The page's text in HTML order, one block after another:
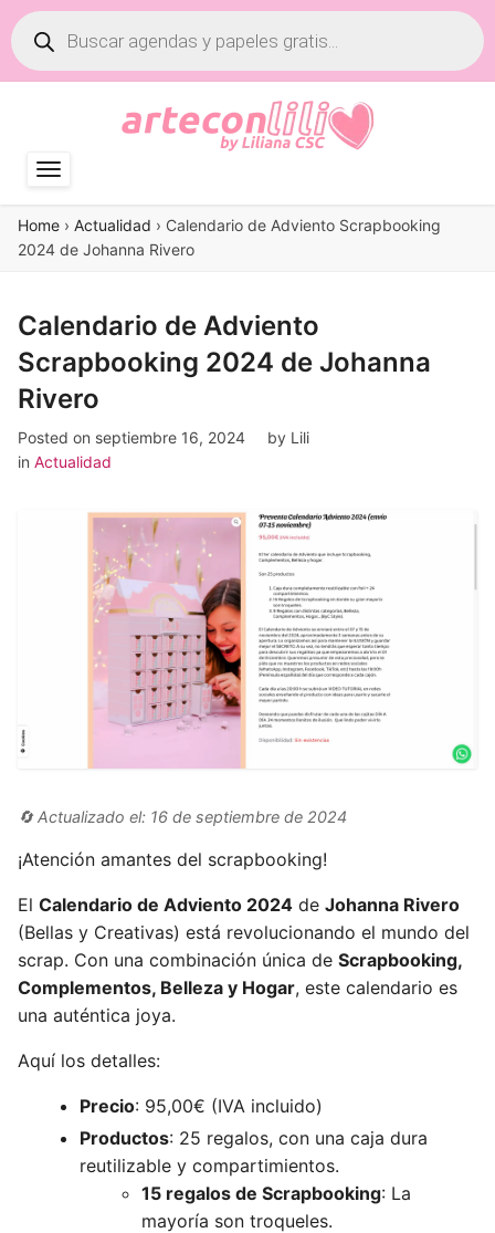
Búsqueda
de
productos
Home › Actualidad › Calendario de Adviento Scrapbooking
2024 de Johanna Rivero
Calendario de Adviento
Scrapbooking 2024 de Johanna
Rivero
Posted on septiembre 16, 2024 by Lili
in Actualidad
🔄 Actualizado el: 16 de septiembre de 2024
¡Atención amantes del scrapbooking!
El Calendario de Adviento 2024 de Johanna Rivero
(Bellas y Creativas) está revolucionando el mundo del
scrap. Con una combinación única de Scrapbooking,
Complementos, Belleza y Hogar, este calendario es
una auténtica joya.
Aquí los detalles:
Precio: 95,00€ (IVA incluido)
Productos: 25 regalos, con una caja dura
reutilizable y compartimientos.
15 regalos de Scrapbooking: La
mayoría son troqueles.